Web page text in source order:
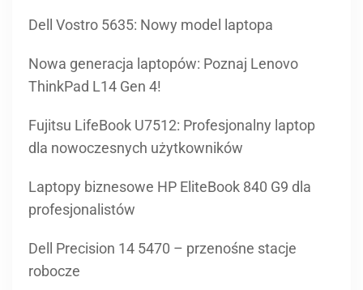
dla nowoczesnych użytkowników
profesjonalistów
robocze
Dell Latitude